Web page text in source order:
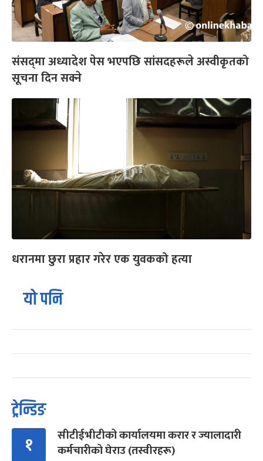
संसद्‍मा अध्यादेश पेस भएपछि सांसदहरूले अस्वीकृतको
सूचना दिन सक्ने
धरानमा छुरा प्रहार गरेर एक युवकको हत्या
यो पनि
ट्रेन्डिङ
१
सीटीईभीटीको कार्यालयमा करार र ज्यालादारी
कर्मचारीको घेराउ (तस्वीरहरू)